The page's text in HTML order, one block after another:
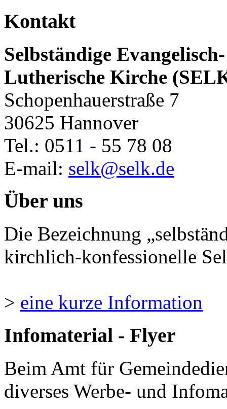
Kontakt
Selbständige Evangelisch-
Lutherische Kirche
Schopenhauerstraße 7
30625 Hannover
Tel.: 0511 - 55 78 08
E-mail: selk@selk.de
Über uns
Die Bezeichnung
kirchlich-konfessionelle
> eine kurze Information
Infomaterial - Flyer
Beim Amt für
diverses Werbe- und